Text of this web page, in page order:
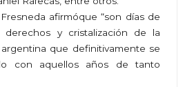
afirmóque “son días de
derechos y cristalización de la
que definitivamente se
con aquellos años de tanto